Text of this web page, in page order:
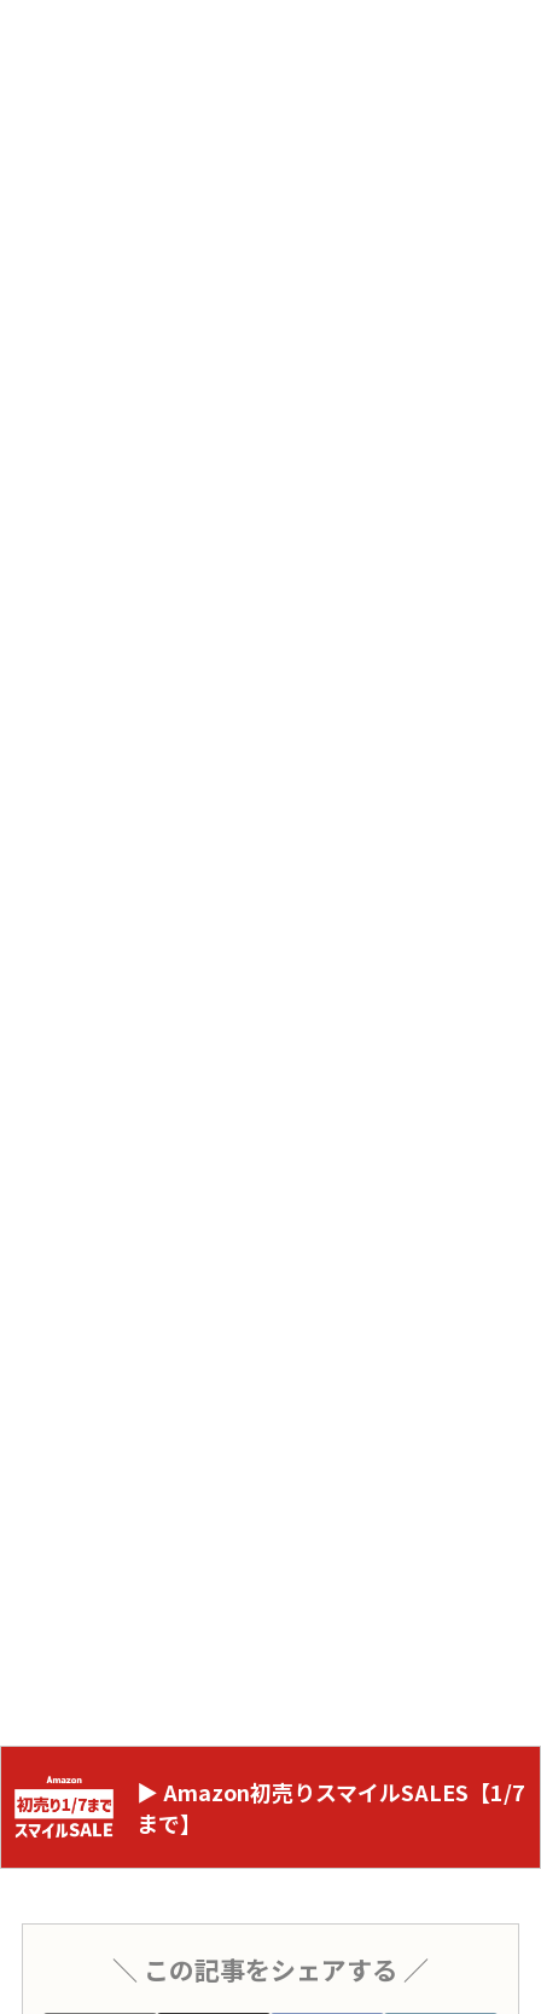
▶ Amazon初売りスマイルSALES【1/7
まで】
＼ この記事をシェアする ／